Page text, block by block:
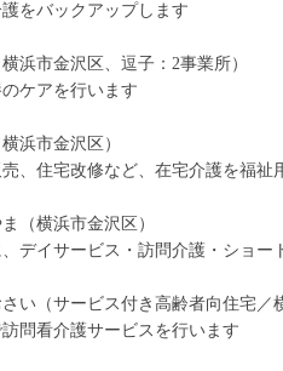
をバックアップします
浜市金沢区、逗子：2事業所）
ケアを行います
浜市金沢区）
、住宅改修など、在宅介護を福祉
（横浜市金沢区）
デイサービス・訪問介護・ショー
い（サービス付き高齢者向住宅／
問看介護サービスを行います